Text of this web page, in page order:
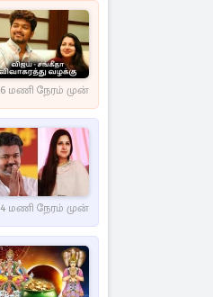
6 மணி நேரம் முன்
4 மணி நேரம் முன்